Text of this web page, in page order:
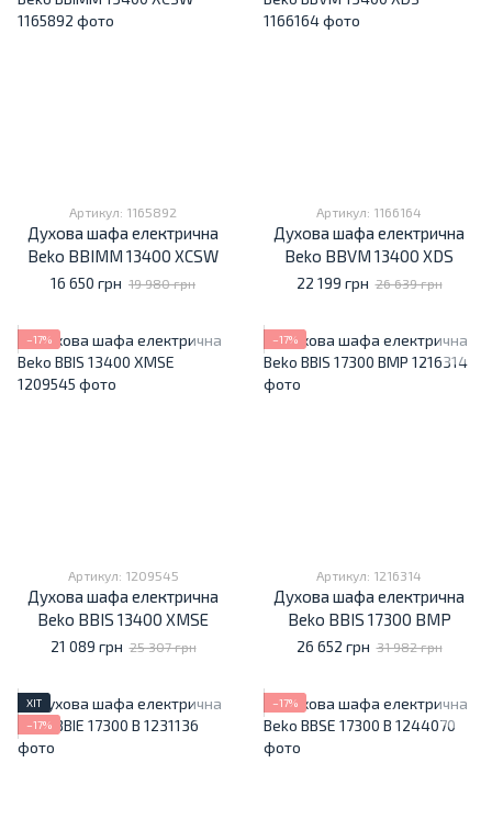
Артикул: 1165892
Духова шафа електрична
Beko BBIMM 13400 XCSW
16 650 грн 19 980 грн
Артикул: 1166164
Духова шафа електрична
Beko BBVM 13400 XDS
22 199 грн 26 639 грн
−17%
Артикул: 1209545
Духова шафа електрична
Beko BBIS 13400 XMSE
21 089 грн 25 307 грн
−17%
Артикул: 1216314
Духова шафа електрична
Beko BBIS 17300 BMP
26 652 грн 31 982 грн
ХІТ
−17%
−17%